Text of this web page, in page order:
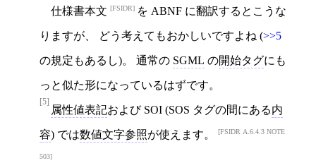
仕様書本文 FSIDR を ABNF に翻訳するとこうな
りますが、 どう考えてもおかしいですよね (>>5
の規定もあるし)。 通常の SGML の開始タグにも
っと似た形になっているはずです。
[5]
属性値表記および SOI (SOS タグの間にある内
容) では数値文字参照が使えます。 FSIDR A.6.4.3 NOTE
503